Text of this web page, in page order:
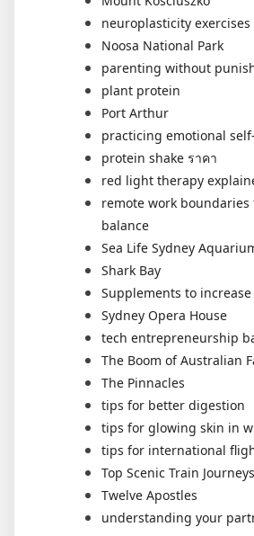
neuroplasticity
Noosa National Park
parenting without
plant protein
Port Arthur
practicing emotional
protein shake ราคา
red light therapy
remote work
balance
Sea Life Sydney
Shark Bay
Supplements to
Sydney Opera House
tech entrepreneurship
The Boom of Australian
The Pinnacles
tips for better digestion
tips for glowing skin in
tips for international
Top Scenic Train
Twelve Apostles
understanding your